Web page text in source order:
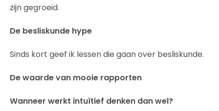
zijn gegroeid.
De besliskunde hype
Sinds kort geef ik lessen die gaan over besliskunde.
De waarde van mooie rapporten
Wanneer werkt intuïtief denken dan wel?